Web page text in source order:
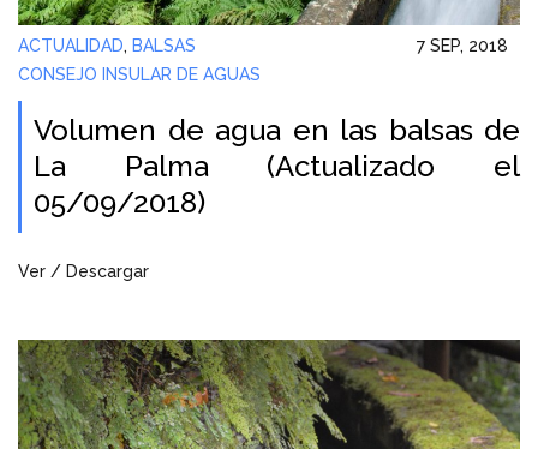
ACTUALIDAD, BALSAS
7 SEP, 2018
CONSEJO INSULAR DE AGUAS
Volumen de agua en las balsas de
La Palma (Actualizado el
05/09/2018)
Ver / Descargar